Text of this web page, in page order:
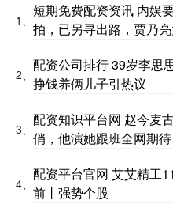
1、
短期免费配资资讯 内娱
拍，已另寻出路，贾乃
2、
配资公司排行 39岁李思
挣钱养俩儿子引热议
3、
配资知识平台网 赵今麦
俏，他演她跟班全网期待
4、
配资平台官网 艾艾精工
前丨强势个股